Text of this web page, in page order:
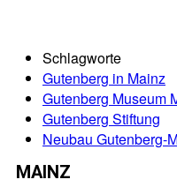
Schlagworte
Gutenberg in Mainz
Gutenberg Museum
Gutenberg Stiftung
Neubau Gutenberg-
MAINZ